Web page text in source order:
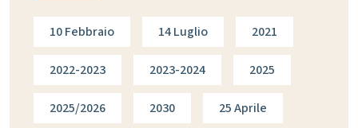
10 Febbraio 14 Luglio 2021
2022-2023 2023-2024 2025
2025/2026 2030 25 Aprile